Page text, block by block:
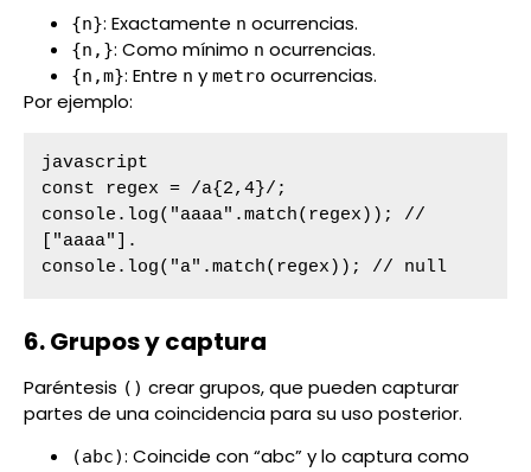
{n}: Exactamente n ocurrencias.
{n,}: Como mínimo n ocurrencias.
{n,m}: Entre n y metro ocurrencias.
Por ejemplo:
javascript
const regex = /a{2,4}/;
console.log("aaaa".match(regex)); //
["aaaa"].
console.log("a".match(regex)); // null
6. Grupos y captura
Paréntesis () crear grupos, que pueden capturar
partes de una coincidencia para su uso posterior.
(abc): Coincide con “abc” y lo captura como